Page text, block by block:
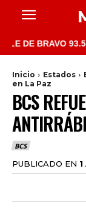
BRAVO 93.5 FM
Inicio Estados
en La Paz
BCS
BCS
PUBLICADO EN